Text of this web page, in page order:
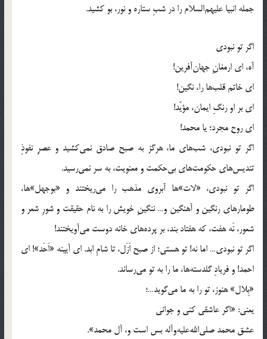
جمله انبیا علیهم‌السلام را در شبِ ستاره و نور، بو کشید.
اگر تو نبودی
آه، ای ارمغانِ جهان‌آفرین!
ای خاتم قلب‌ها را، نگین!
ای بر او رنگِ ایمان، مؤیّد!
ای روح مجرد؛ یا محمد!
اگر تو نبودی، شب‌های ما، هرگز به صبح صادق نمی‌کشید و عصرِ نفوذِ
تندیس‌های حکومت‌های بی‌حکمت و معنویت، به سر نمی‌رسید.
اگر تو نبودی، «لات»ها آبروی مذهب را می‌ریختند و «بوجهل»ها،
طومارهای رنگین و آهنگین و… ننگینِ خویش را به نام حقیقت و شورِ شعر و
شعور، نَه هفت، که هفتاد بند، بر پرده‌های خانه دوست می‌آویختند!
اگر تو نبودی… اما نه! تو هستی؛ از صبح اَزَل، تا شامِ ابد. ای آیینه «اَحَد»! ای
احمد! و فریادِ گلدسته‌ها، ما را به تو می‌رساند.
«بِلال» هنوز، تو را به ما می‌گوید…؛
یعنی: «اگر عاشقی کنی و جوانی
عشق محمد صلی‌الله‌علیه‌و‌آله بس است و، آل محمد».